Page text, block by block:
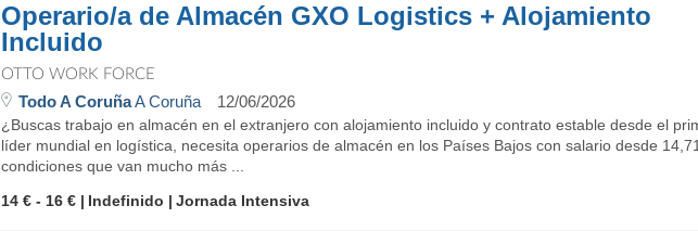
Operario/a de Almacén GXO Logistics + Alojamiento
Incluido
OTTO WORK FORCE
Todo A CoruñaA Coruña 12/06/2026
¿Buscas trabajo en almacén en el extranjero con alojamiento incluido y contrato estable desde el
líder mundial en logística, necesita operarios de almacén en los Países Bajos con salario desde
condiciones que van mucho más ...
14 € - 16 €
Indefinido Jornada Intensiva